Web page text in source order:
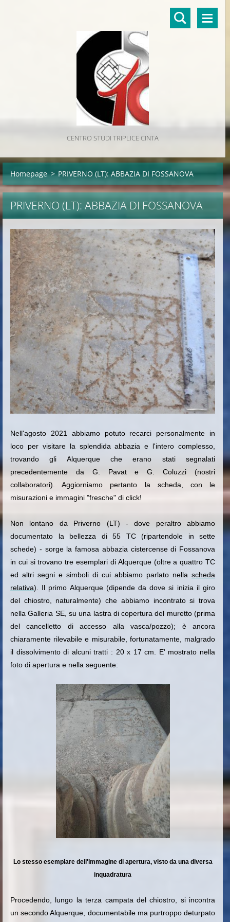
CENTRO STUDI TRIPLICE CINTA
Homepage > PRIVERNO (LT): ABBAZIA DI FOSSANOVA
PRIVERNO (LT): ABBAZIA DI FOSSANOVA
Nell'agosto 2021 abbiamo potuto recarci personalmente in
loco per visitare la splendida abbazia e l'intero complesso,
trovando gli Alquerque che erano stati segnalati
precedentemente da G. Pavat e G. Coluzzi (nostri
collaboratori). Aggiorniamo pertanto la scheda, con le
misurazioni e immagini "fresche" di click!
Non lontano da Priverno (LT) - dove peraltro abbiamo
documentato la bellezza di 55 TC (ripartendole in sette
schede) - sorge la famosa abbazia cistercense di Fossanova
in cui si trovano tre esemplari di Alquerque (oltre a quattro TC
ed altri segni e simboli di cui abbiamo parlato nellascheda
relativa). Il primo Alquerque (dipende da dove si inizia il giro
del chiostro, naturalmente) che abbiamo incontrato si trova
nella Galleria SE, su una lastra di copertura del muretto (prima
del cancelletto di accesso alla vasca/pozzo); è ancora
chiaramente rilevabile e misurabile, fortunatamente, malgrado
il dissolvimento di alcuni tratti : 20 x 17 cm. E' mostrato nella
foto di apertura e nella seguente:
Lo stesso esemplare dell'immagine di apertura, visto da una diversa
inquadratura
Procedendo, lungo la terza campata del chiostro, si incontra
un secondo Alquerque, documentabile ma purtroppo deturpato